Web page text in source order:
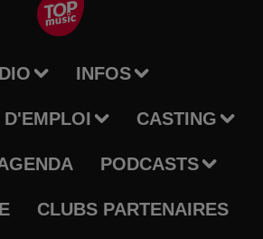
INFOS
D'EMPLOI CASTING
PODCASTS
CLUBS PARTENAIRES